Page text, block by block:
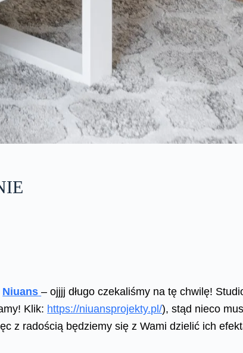
Niuans – ojjjj długo czekaliśmy na tę chwilę!
Klik: https://niuansprojekty.pl/), stąd nieco
z radością będziemy się z Wami dzielić ich